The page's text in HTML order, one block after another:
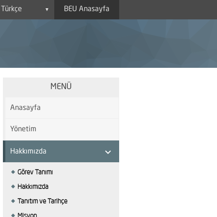
▼ BEU Anasayfa
MENÜ
Anasayfa
Yönetim
Hakkımızda keyboard_arrow_right
Görev Tanımı
Hakkımızda
Tanıtım ve Tarihçe